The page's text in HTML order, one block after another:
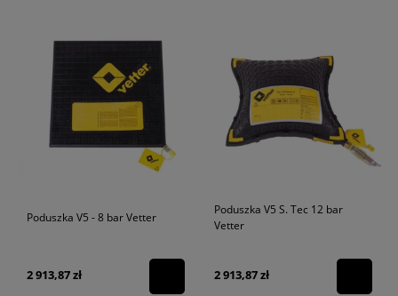
Poduszka V5 - 8 bar Vetter
2 913,87 zł
Poduszka V5 S. Tec 12 bar
Vetter
2 913,87 zł